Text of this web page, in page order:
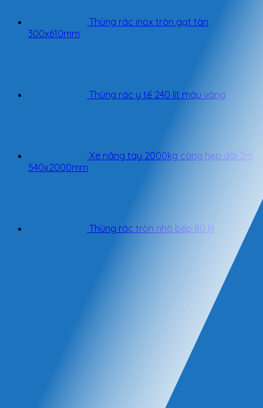
Thùng rác inox tròn gạt tàn
300x610mm
Thùng rác y tế 240 lít màu vàng
Xe nâng tay 2000kg càng hẹp dài 2m
540x2000mm
Thùng rác tròn nhà bếp 80 lít